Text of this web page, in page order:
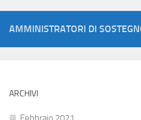
AMMINISTRATORI DI
ARCHIVI